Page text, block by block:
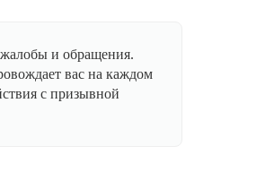
и обращения.
вас на каждом
с призывной